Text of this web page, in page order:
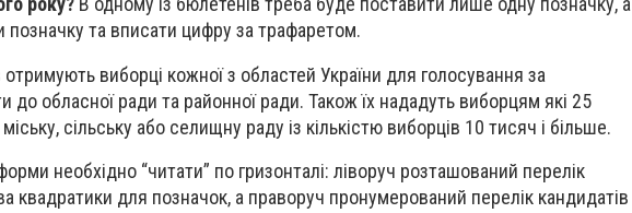
позначку та вписати цифру за трафаретом.
виборці кожної з областей України для голосування за
до обласної ради та районної ради. Також їх нададуть виборцям які 25
сільську або селищну раду із кількістю виборців 10 тисяч і більше.
необхідно “читати” по гризонталі: ліворуч розташований перелік
квадратики для позначок, а праворуч пронумерований перелік кандидатів